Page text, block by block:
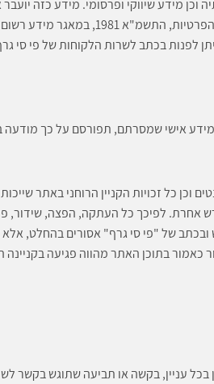
מידע שיווקי ופרסומי. מידע כזה
הסכמה מפורשת לכך בעת הרישום. המידע שתמסרו ישמר בהתאם
לפנות בכתב לשרות הלקוחות של פי סי
במידע אישי שמסרתם, תפורסם על כך
וכן כל זכויות הקניין הרוחני באתר
אחרת. לפיכך כל העתקה, הפצה, שידור,
של "פי סי גרף" אסורים בהחלט, אלא
בתוכן האתר מהווה פגיעה בקניינה
עניין, בקשה או תביעה שתוגש בקשר